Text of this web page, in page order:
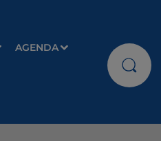
AGENDA